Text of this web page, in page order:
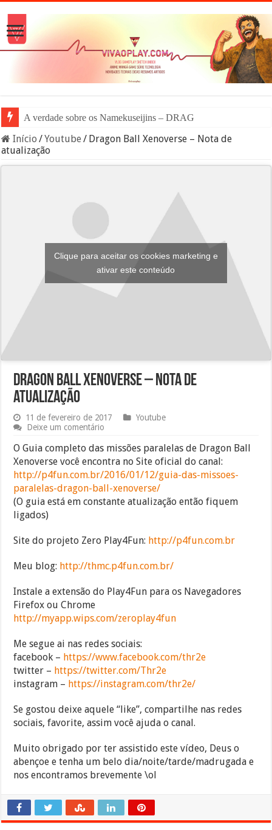
A verdade sobre os Namekuseijins – DRAGON BALL #News
Início /Youtube / Dragon Ball Xenoverse – Nota de
atualização
Clique para aceitar os cookies marketing e
ativar este conteúdo
Dragon Ball Xenoverse – Nota de
atualização
11 de fevereiro de 2017
Youtube
Deixe um comentário
O Guia completo das missões paralelas de Dragon Ball
Xenoverse você encontra no Site oficial do canal:
http://p4fun.com.br/2016/01/12/guia-das-missoes-
paralelas-dragon-ball-xenoverse/
(O guia está em constante atualização então fiquem
ligados)
Site do projeto Zero Play4Fun: http://p4fun.com.br
Meu blog: http://thmc.p4fun.com.br/
Instale a extensão do Play4Fun para os Navegadores
Firefox ou Chrome
http://myapp.wips.com/zeroplay4fun
Me segue ai nas redes sociais:
facebook – https://www.facebook.com/thr2e
twitter – https://twitter.com/Thr2e
instagram – https://instagram.com/thr2e/
Se gostou deixe aquele “like”, compartilhe nas redes
sociais, favorite, assim você ajuda o canal.
Muito obrigado por ter assistido este vídeo, Deus o
abençoe e tenha um belo dia/noite/tarde/madrugada e
nos encontramos brevemente \ol